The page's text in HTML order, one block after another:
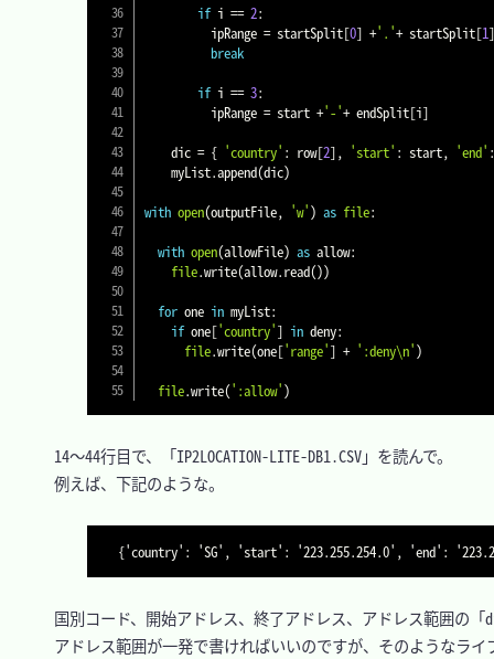
if i == 2:
          ipRange
= startSplit[0] +'.'+ startSplit[1]
break
if i == 3:
          ipRange
= start +'-'+ endSplit[i]
    dic
= { 'country' : row[2], 'start' : start, 'end' :
    myList
.append(dic)
with open(outputFile, 'w') as file:
with open(allowFile) as allow:
file.write(allow.read())
for one in myList:
if one['country'] in deny:
file.write(one['range'] + ':deny\n')
file.write(':allow')
14～44行目で、「IP2LOCATION-LITE-DB1.CSV」を読んで。
例えば、下記のような。
国別コード、開始アドレス、終了アドレス、アドレス範囲の「
アドレス範囲が一発で書ければいいのですが、そのようなライ